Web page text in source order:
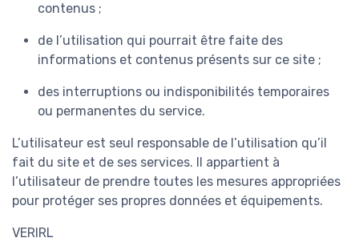
contenus ;
de l’utilisation qui pourrait être faite des
informations et contenus présents sur ce site ;
des interruptions ou indisponibilités temporaires
ou permanentes du service.
L’utilisateur est seul responsable de l’utilisation qu’il
fait du site et de ses services. Il appartient à
l’utilisateur de prendre toutes les mesures appropriées
pour protéger ses propres données et équipements.
VERIRL